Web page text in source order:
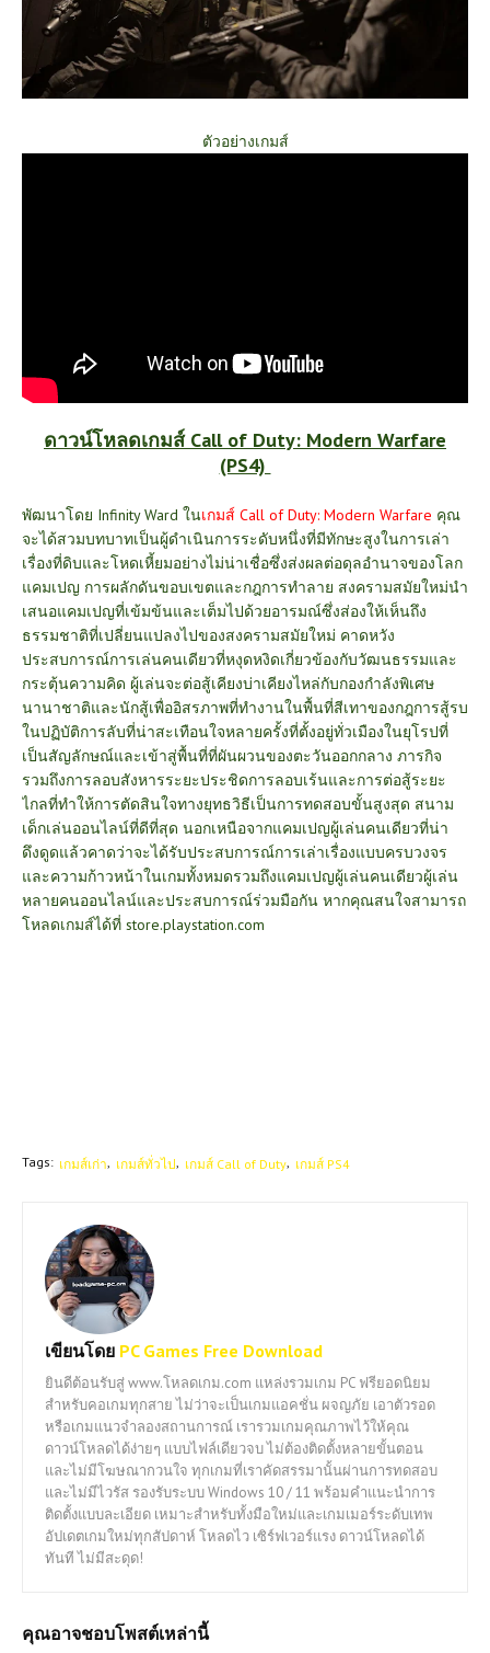
ตัวอย่างเกมส์
ดาวน์โหลดเกมส์ Call of Duty: Modern Warfare
(PS4)
พัฒนาโดย Infinity Ward ในเกมส์ Call of Duty: Modern Warfare คุณ
จะได้สวมบทบาทเป็นผู้ดำเนินการระดับหนึ่งที่มีทักษะสูงในการเล่า
เรื่องที่ดิบและโหดเหี้ยมอย่างไม่น่าเชื่อซึ่งส่งผลต่อดุลอำนาจของโลก
แคมเปญ การผลักดันขอบเขตและกฎการทำลาย สงครามสมัยใหม่นำ
เสนอแคมเปญที่เข้มข้นและเต็มไปด้วยอารมณ์ซึ่งส่องให้เห็นถึง
ธรรมชาติที่เปลี่ยนแปลงไปของสงครามสมัยใหม่ คาดหวัง
ประสบการณ์การเล่นคนเดียวที่หงุดหงิดเกี่ยวข้องกับวัฒนธรรมและ
กระตุ้นความคิด ผู้เล่นจะต่อสู้เคียงบ่าเคียงไหล่กับกองกำลังพิเศษ
นานาชาติและนักสู้เพื่ออิสรภาพที่ทำงานในพื้นที่สีเทาของกฎการสู้รบ
ในปฏิบัติการลับที่น่าสะเทือนใจหลายครั้งที่ตั้งอยู่ทั่วเมืองในยุโรปที่
เป็นสัญลักษณ์และเข้าสู่พื้นที่ที่ผันผวนของตะวันออกกลาง ภารกิจ
รวมถึงการลอบสังหารระยะประชิดการลอบเร้นและการต่อสู้ระยะ
ไกลที่ทำให้การตัดสินใจทางยุทธวิธีเป็นการทดสอบขั้นสูงสุด สนาม
เด็กเล่นออนไลน์ที่ดีที่สุด นอกเหนือจากแคมเปญผู้เล่นคนเดียวที่น่า
ดึงดูดแล้วคาดว่าจะได้รับประสบการณ์การเล่าเรื่องแบบครบวงจร
และความก้าวหน้าในเกมทั้งหมดรวมถึงแคมเปญผู้เล่นคนเดียวผู้เล่น
หลายคนออนไลน์และประสบการณ์ร่วมมือกัน หากคุณสนใจสามารถ
โหลดเกมส์ได้ที่ store.playstation.com
Tags: เกมส์เก่า เกมส์ทั่วไป เกมส์ Call of Duty เกมส์ PS4
เขียนโดย PC Games Free Download
ยินดีต้อนรับสู่ www.โหลดเกม.com แหล่งรวมเกม PC ฟรียอดนิยม
สำหรับคอเกมทุกสาย ไม่ว่าจะเป็นเกมแอคชั่น ผจญภัย เอาตัวรอด
หรือเกมแนวจำลองสถานการณ์ เรารวมเกมคุณภาพไว้ให้คุณ
ดาวน์โหลดได้ง่ายๆ แบบไฟล์เดียวจบ ไม่ต้องติดตั้งหลายขั้นตอน
และไม่มีโฆษณากวนใจ ทุกเกมที่เราคัดสรรมานั้นผ่านการทดสอบ
และไม่มีไวรัส รองรับระบบ Windows 10 / 11 พร้อมคำแนะนำการ
ติดตั้งแบบละเอียด เหมาะสำหรับทั้งมือใหม่และเกมเมอร์ระดับเทพ
อัปเดตเกมใหม่ทุกสัปดาห์ โหลดไว เซิร์ฟเวอร์แรง ดาวน์โหลดได้
ทันที ไม่มีสะดุด!
คุณอาจชอบโพสต์เหล่านี้